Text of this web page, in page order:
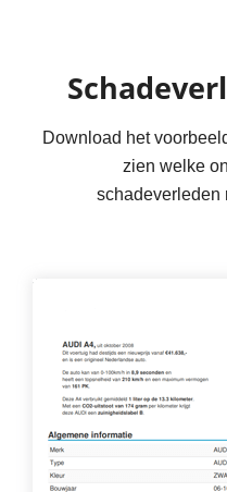
Download het
zien welke
schadeverleden